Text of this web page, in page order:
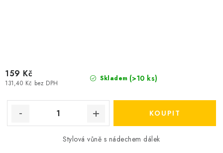
Skladem (>10 ks)
131,40 Kč bez DPH
159 Kč
Stylová vůně s nádechem dálek